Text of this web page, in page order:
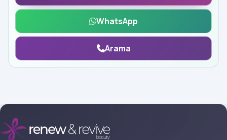
WhatsApp
Arama